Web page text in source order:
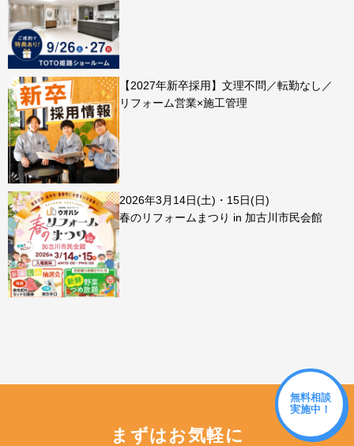
【2027年新卒採用】文理不問／転勤なし／
リフォーム営業×施工管理
2026年3月14日(土)・15日(日)
春のリフォームまつり in 加古川市民会館
無料相談
実施中！
まずはお気軽に